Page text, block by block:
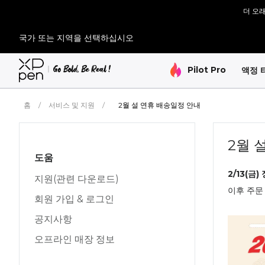
더 오
[재입
국가 또는 지역을 선택하십시오
Pilot Pro 액정
홈 / 서비스 및 지원 / 2월 설 연휴 배송일정 안내
도움
지원(관련 다운로드)
회원 가입 & 로그인
공지사항
오프라인 매장 정보
2월
2/13(금)
이후 주